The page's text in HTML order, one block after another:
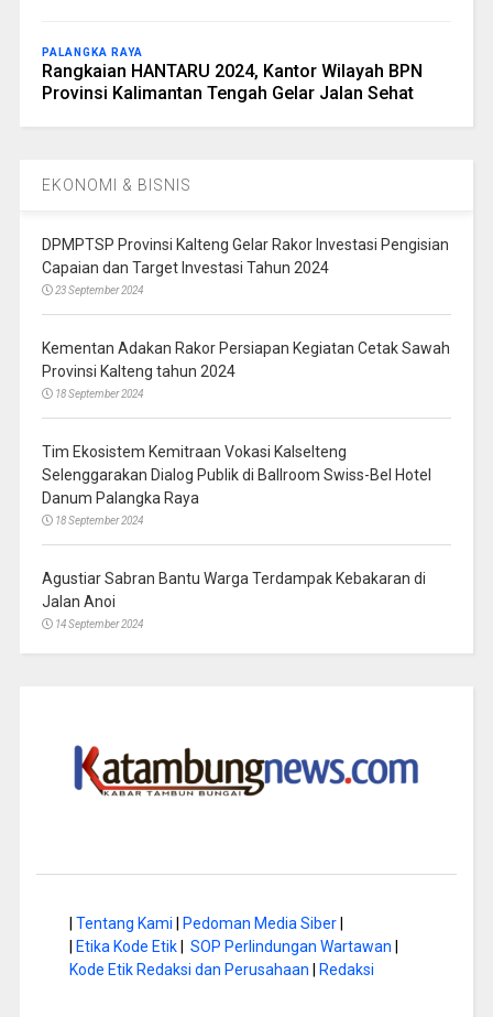
PALANGKA RAYA
Rangkaian HANTARU 2024, Kantor Wilayah BPN
Provinsi Kalimantan Tengah Gelar Jalan Sehat
EKONOMI & BISNIS
DPMPTSP Provinsi Kalteng Gelar Rakor Investasi Pengisian
Capaian dan Target Investasi Tahun 2024
23 September 2024
Kementan Adakan Rakor Persiapan Kegiatan Cetak Sawah
Provinsi Kalteng tahun 2024
18 September 2024
Tim Ekosistem Kemitraan Vokasi Kalselteng
Selenggarakan Dialog Publik di Ballroom Swiss-Bel Hotel
Danum Palangka Raya
18 September 2024
Agustiar Sabran Bantu Warga Terdampak Kebakaran di
Jalan Anoi
14 September 2024
Tentang Kami Pedoman Media Siber|
Etika Kode Etik| SOP Perlindungan Wartawan
Kode Etik Redaksi dan Perusahaan
Redaksi